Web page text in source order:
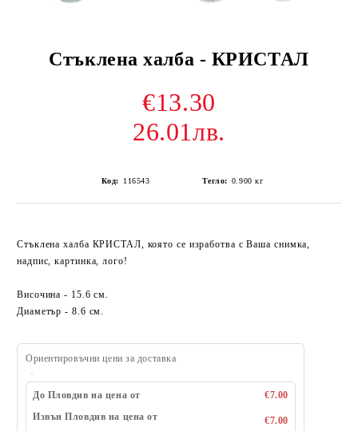
Стъклена халба - КРИСТАЛ
€13.30
26.01лв.
Код: 116543 Тегло: 0.900 кг
Стъклена халба КРИСТАЛ, която се изработва с Ваша снимка,
надпис, картинка, лого!
Височина - 15.6 см.
Диаметър - 8.6 см.
Ориентировъчни цени за доставка
До Пловдив на цена от
€7.00
Извън Пловдив на цена от
€7.00